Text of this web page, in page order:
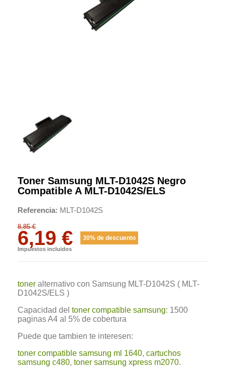
Toner Samsung MLT-D1042S Negro
Compatible A MLT-D1042S/ELS
Referencia MLT-D1042S
8,85 €
6,19 € 30% de descuento
Impuestos incluidos
toner alternativo con Samsung MLT-D1042S ( MLT-
D1042S/ELS )
Capacidad del toner compatible samsung: 1500
paginas A4 al 5% de cobertura
Puede que tambien te interesen:
toner compatible samsung ml 1640, cartuchos
samsung c480, toner samsung xpress m2070.